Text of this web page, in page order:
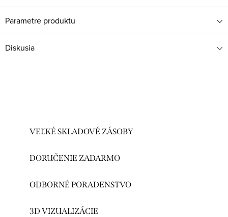
Parametre produktu
Diskusia
VEĽKÉ SKLADOVÉ ZÁSOBY
DORUČENIE ZADARMO
ODBORNÉ PORADENSTVO
3D VIZUALIZÁCIE